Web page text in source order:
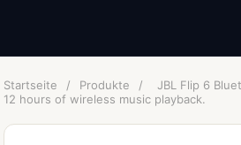
Startseite / Produkte /
JBL Flip 6
12 hours of wireless music playback.